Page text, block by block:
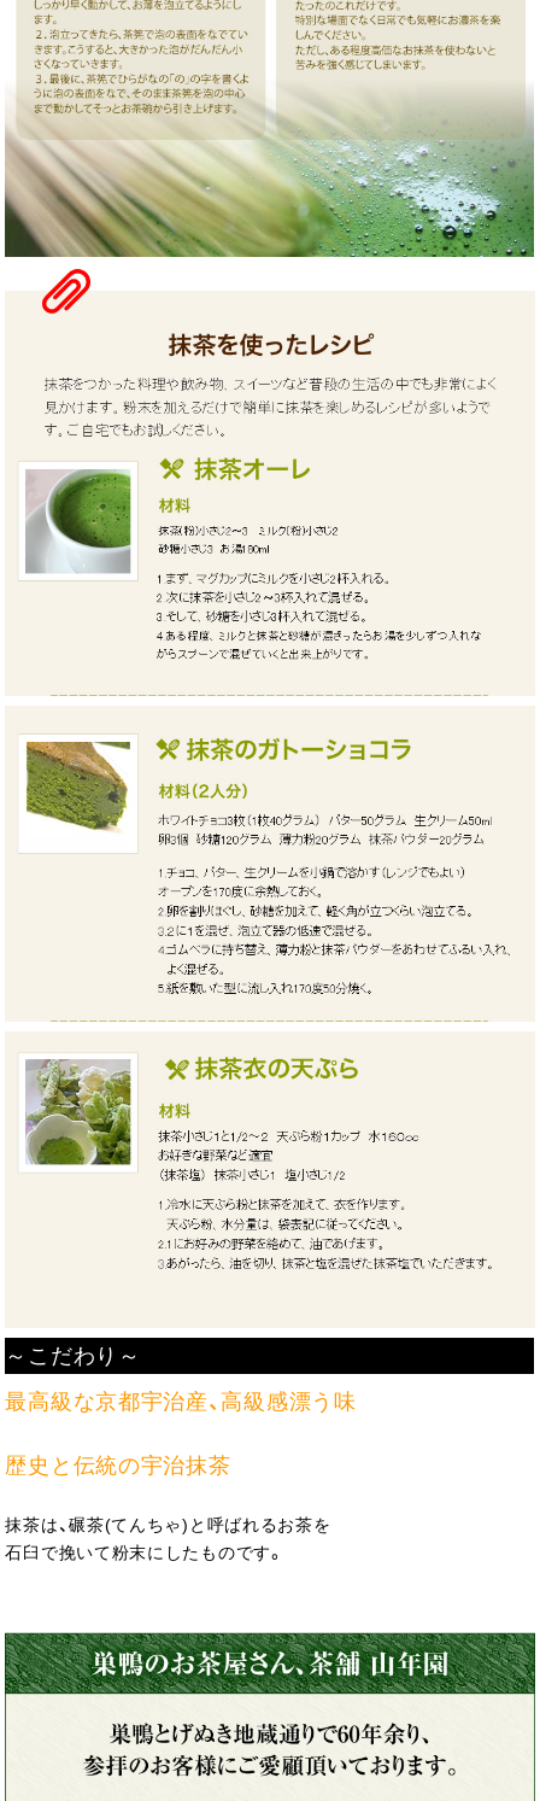
～こだわり～
最高級な京都宇治産、高級感漂う味
歴史と伝統の宇治抹茶
抹茶は、碾茶(てんちゃ)と呼ばれるお茶を
石臼で挽いて粉末にしたものです。